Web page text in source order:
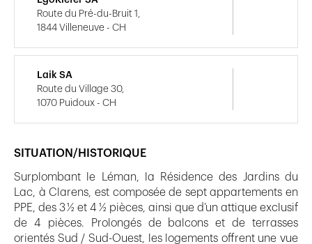
SITUATION/HISTORIQUE
Surplombant le Léman, la Résidence des Jardins du
Lac, à Clarens, est composée de sept appartements en
PPE, des 3 ½ et 4 ½ pièces, ainsi que d’un attique exclusif
de 4 pièces. Prolongés de balcons et de terrasses
orientés Sud / Sud-Ouest, les logements offrent une vue
Route du Pré-du-Bruit 1,
1844 Villeneuve - CH
Laik SA
Route du Village 30,
1070 Puidoux - CH